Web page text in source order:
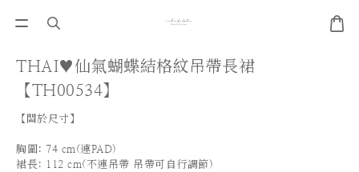
THAI♥仙氣蝴蝶結格紋吊帶長裙
【TH00534】
【關於尺寸】
胸圍: 74 cm(連PAD)
裙長: 112 cm(不連吊帶 吊帶可自行調節)